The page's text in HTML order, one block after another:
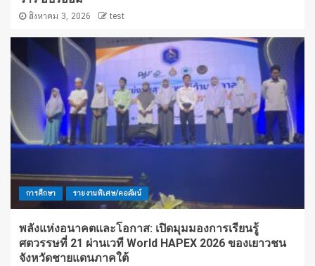
สิงหาคม 3, 2026 test
การศึกษา รายงานพิเศษ/คอลัมน์
พลังแห่งอนาคตและโอกาส: เปิดมุมมองการเรียนรู้
ศตวรรษที่ 21 ผ่านเวที World HAPEX 2026 ของเยาวชน
จังหวัดชายแดนภาคใต้